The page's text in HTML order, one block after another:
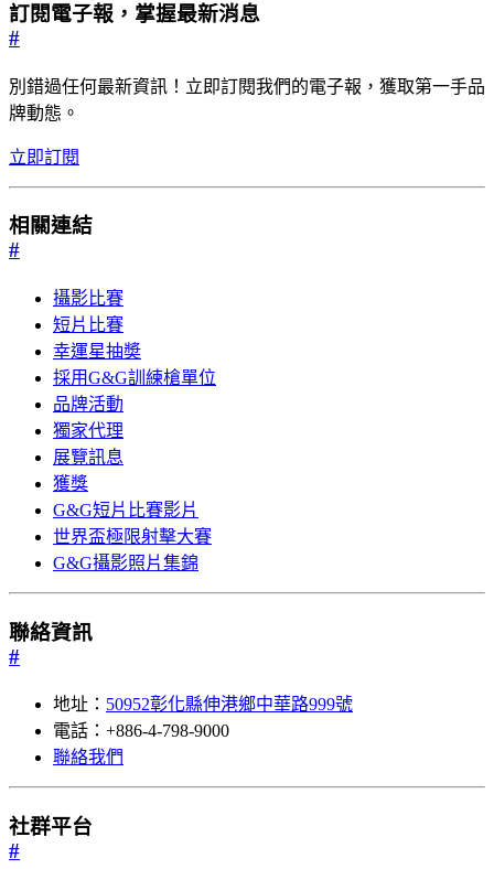
訂閱電子報，掌握最新消息
#
別錯過任何最新資訊！立即訂閱我們的電子報，獲取第一手品
牌動態。
立即訂閱
相關連結
#
攝影比賽
短片比賽
幸運星抽奬
採用G&G訓練槍單位
品牌活動
獨家代理
展覽訊息
獲獎
G&G短片比賽影片
世界盃極限射擊大賽
G&G攝影照片集錦
聯絡資訊
#
地址： 50952彰化縣伸港鄉中華路999號
電話：+886-4-798-9000
聯絡我們
社群平台
#